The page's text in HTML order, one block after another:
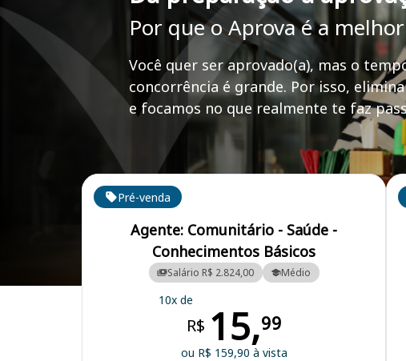
Por que o Aprova é a
Você quer ser aprovado(a), mas o
concorrência é grande. Por isso,
e focamos no que realmente te faz
Curso Preparatório para o Concurso São Lourenço da Serra/SP - Prefeitura
Cursos em destaque para passar no concurso
Pré-venda
Agente: Comunitário - Saúde -
Conhecimentos Básicos
Salário R$ 2.824,00 Médio
10x de
R$ 15,99
ou R$ 159,90 à vista